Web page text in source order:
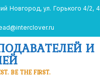
Новгород, ул. Горького 4/2, 4
И
BE THE FIRST.